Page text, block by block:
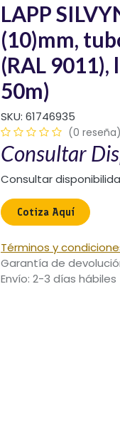
LAPP
(10)mm,
(RAL
50m)
SKU: 61746935
(0 reseña)
Consultar
Consultar
Cotiza Aquí​
Términos y
Garantía de
Envío: 2-3 días hábiles